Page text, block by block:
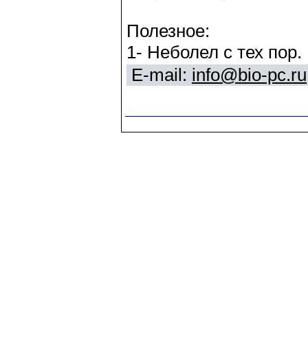
Полезное:
1- Неболел с тех пор.
E-mail: info@bio-pc.ru